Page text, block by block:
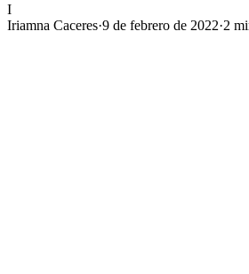
I
Iriamna Caceres·9 de febrero de 2022·2